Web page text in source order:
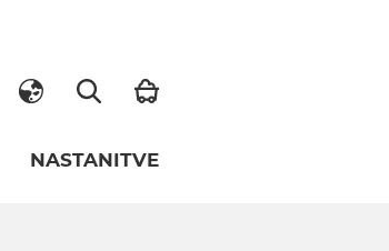
NASTANITVE